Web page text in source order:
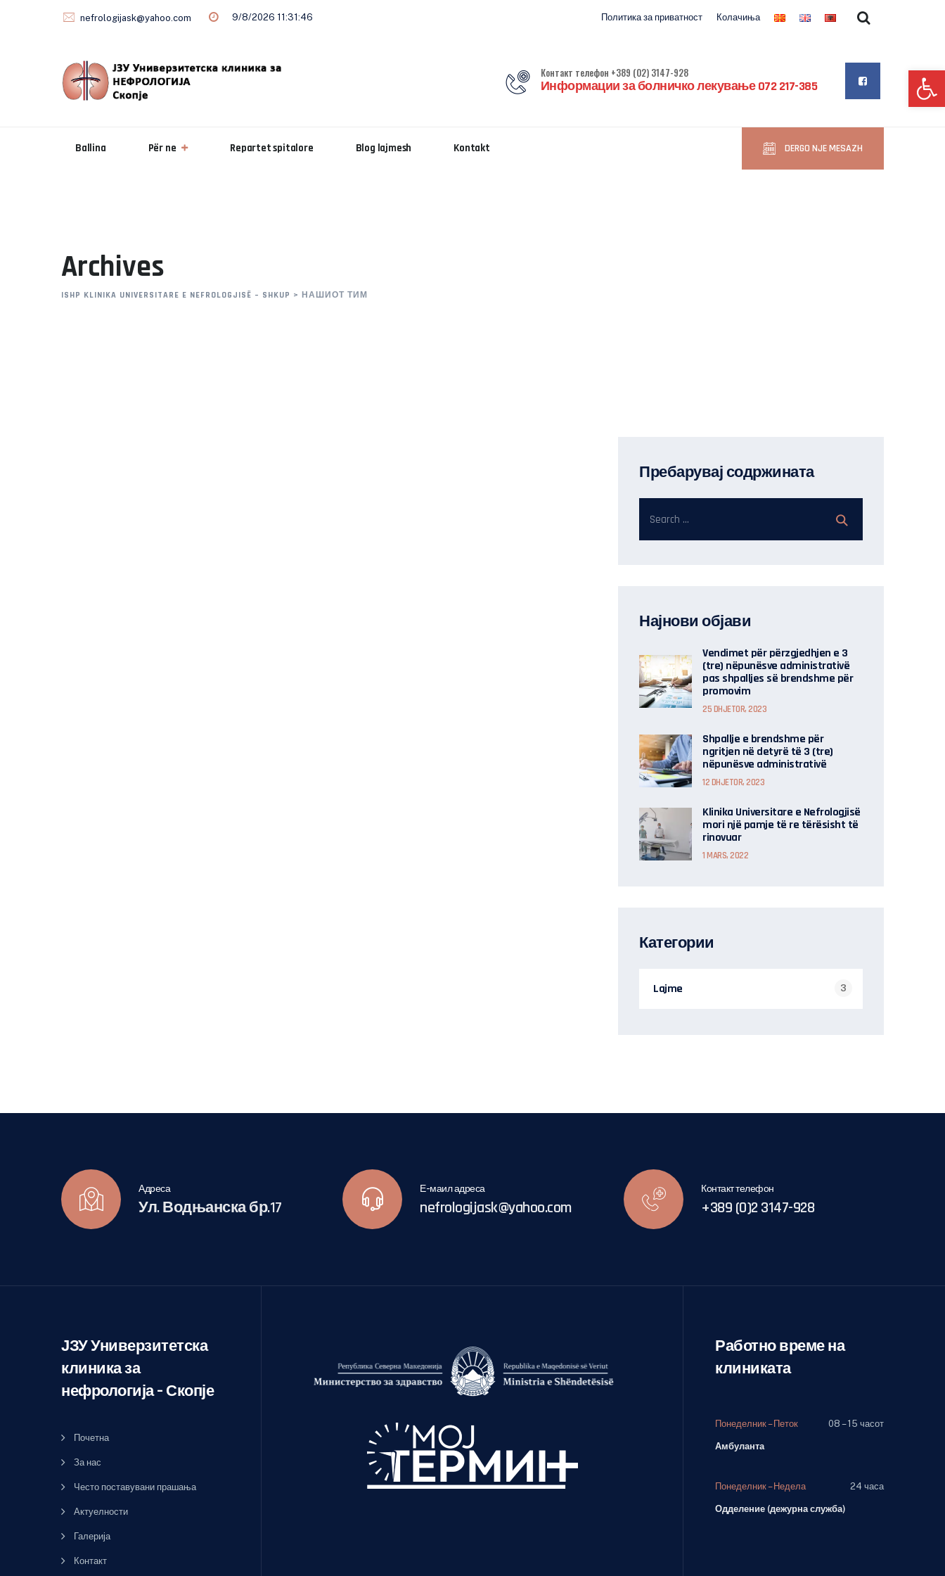
nefrologijask@yahoo.com 9/8/2026 11:31:47 Политика за приватност Колачиња
Контакт телефон +389 (02) 3147-928
Информации за болничко лекување 072 217-385
Ballina Për ne Repartet spitalore Blog lajmesh Kontakt DERGO NJE MESAZH
Archives
ISHP KLINIKA UNIVERSITARE E NEFROLOGJISË – SHKUP > НАШИОТ ТИМ
Пребарувај содржината
Најнови објави
Vendimet për përzgjedhjen e 3
(tre) nëpunësve administrativë
pas shpalljes së brendshme për
promovim
25 DHJETOR, 2023
Shpallje e brendshme për
ngritjen në detyrë të 3 (tre)
nëpunësve administrativë
12 DHJETOR, 2023
Klinika Universitare e Nefrologjisë
mori një pamje të re tërësisht të
rinovuar
1 MARS, 2022
Категории
Lajme 3
Адреса
Ул. Водњанска бр.17
Е-маил адреса
nefrologijask@yahoo.com
Контакт телефон
+389 (0)2 3147-928
ЈЗУ Универзитетска
клиника за
нефрологија – Скопје
Почетна
За нас
Често поставувани прашања
Актуелности
Галерија
Контакт
Работно време на
клиниката
Понеделник – Петок 08 – 15 часот
Амбуланта
Понеделник – Недела 24 часа
Одделение (дежурна служба)